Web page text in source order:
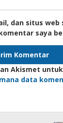
dan situs web
saya
Akismet
data